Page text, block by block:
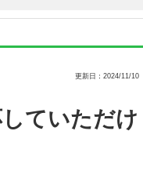
更新日：2024/11/10
ていただけ